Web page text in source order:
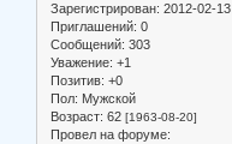
Зарегистрирован: 2012-02-13
Приглашений: 0
Сообщений: 303
Уважение: +1
Позитив: +0
Пол: Мужской
Возраст: 62 [1963-08-20]
Провел на форуме: